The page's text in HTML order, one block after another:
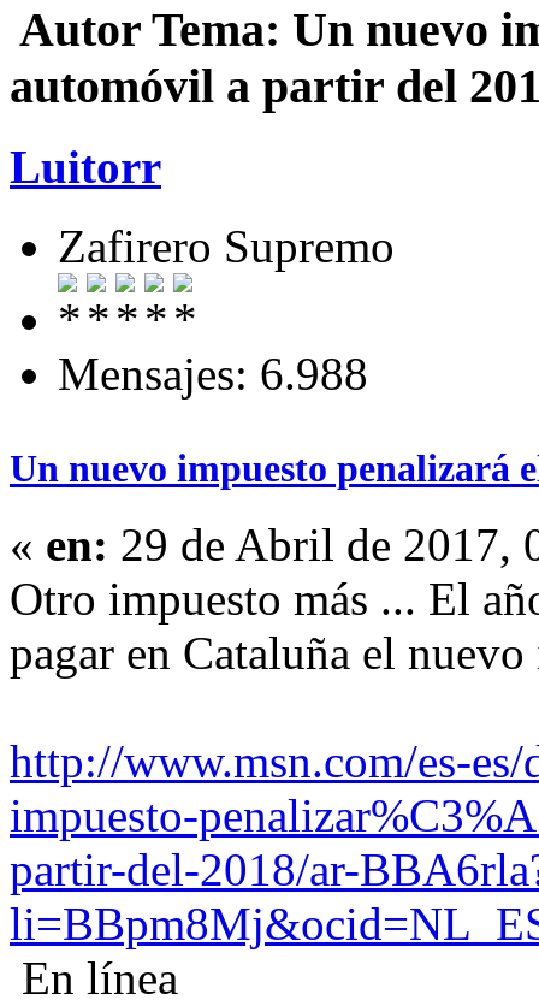
Autor Tema: Un nuevo
automóvil a partir del
Luitorr
Zafirero Supremo
Mensajes: 6.988
Un nuevo impuesto penalizará
« en: 29 de Abril de 2017,
Otro impuesto más ... El
pagar en Cataluña el
http://www.msn.com/es-
impuesto-
partir-del-2018/ar-
En línea